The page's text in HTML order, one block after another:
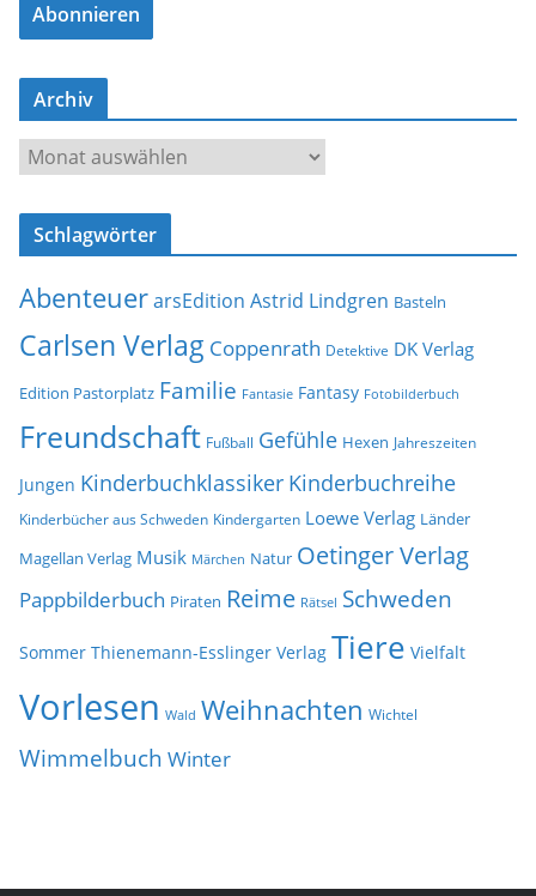
l
-
d
s
e
Abonnieren
Archiv
r
c
v
Schlagwörter
AbenteuerarsEdition Astrid Lindgren Basteln
Carlsen Verlag Coppenrath Detektive DK Verlag
Edition Pastorplatz Familie Fantasie Fantasy Fotobilderbuch
Freundschaft Fußball Gefühle Hexen Jahreszeiten
Jungen Kinderbuchklassiker Kinderbuchreihe
Kinderbücher aus Schweden Kindergarten Loewe Verlag Länder
Magellan Verlag Musik Märchen Natur Oetinger Verlag
Pappbilderbuch Piraten Reime Rätsel Schweden
Sommer Thienemann-Esslinger Verlag Tiere Vielfalt
Vorlesen Wald Weihnachten Wichtel
Wimmelbuch Winter